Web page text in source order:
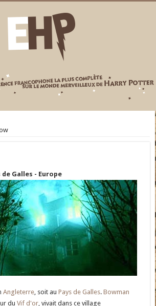
Galles - Europe
Angleterre, soit auPays de Galles.Bowman
duVif d'or, vivait dans ce village